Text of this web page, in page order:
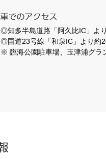
◎知多半島道路「阿久比IC」よ
◎国道23号線「和泉IC」より約
※ 臨海公園駐車場、玉津浦グラ